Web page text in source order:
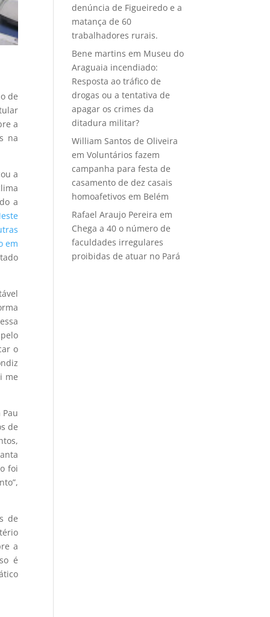
de
a
na
a
a
em
o
me
de
foi
de
a
é
denúncia de Figueiredo e a
matança de 60
trabalhadores rurais.
Bene martins em Museu do
Araguaia incendiado:
Resposta ao tráfico de
drogas ou a tentativa de
apagar os crimes da
ditadura militar?
William Santos de Oliveira
emVoluntários fazem
campanha para festa de
casamento de dez casais
homoafetivos em Belém
Rafael Araujo Pereira em
Chega a 40 o número de
faculdades irregulares
proibidas de atuar no Pará